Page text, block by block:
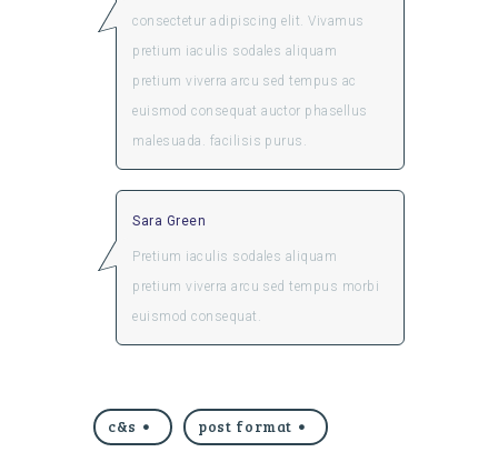
consectetur adipiscing elit. Vivamus
pretium iaculis sodales aliquam
pretium viverra arcu sed tempus ac
euismod consequat auctor phasellus
malesuada. facilisis purus.
Sara Green
Pretium iaculis sodales aliquam
pretium viverra arcu sed tempus morbi
euismod consequat.
c&s post format